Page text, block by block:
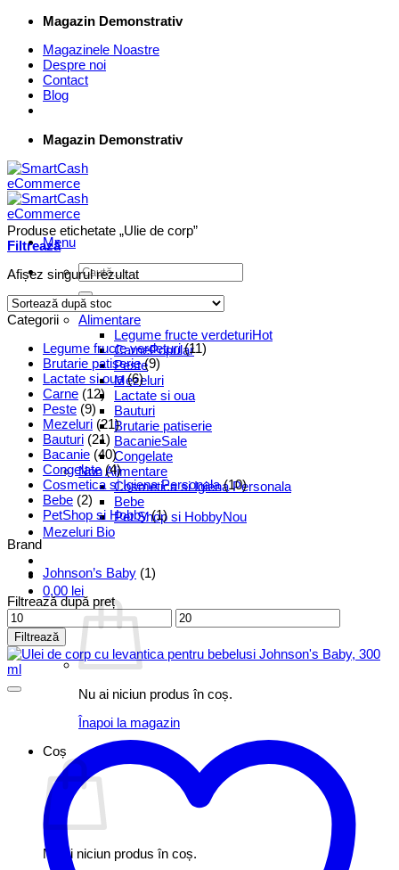
Skip
content
Magazin Demonstrativ
Magazinele Noastre
Despre noi
Contact
Blog
Magazin Demonstrativ
Menu
Caută
după:
Supermarket Online
Alimentare
Legume fructe verdeturi
Carne
Peste
Mezeluri
Lactate si oua
Bauturi
Brutarie patiserie
Bacanie
Congelate
Non Alimentare
Cosmetica si Igiena Personala
Bebe
Pet Shop si Hobby
Mezeluri Bio
0,00 lei
Nu ai niciun produs în coș.
Înapoi la magazin
Coș
Nu ai niciun produs în coș.
Produse etichetate „Ulie de corp”
Filtrează
Afișez singurul rezultat
Categorii
Legume fructe verdeturi (11)
Brutarie patiserie (9)
Lactate si oua (6)
Carne (12)
Peste (9)
Mezeluri (21)
Bauturi (21)
Bacanie (40)
Congelate (4)
Cosmetica si Igiena Personala (10)
Bebe (2)
PetShop si Hobby (1)
Brand
Johnson’s Baby (1)
Filtrează după preț
Preț
minim
Preț
maxim
Filtrează